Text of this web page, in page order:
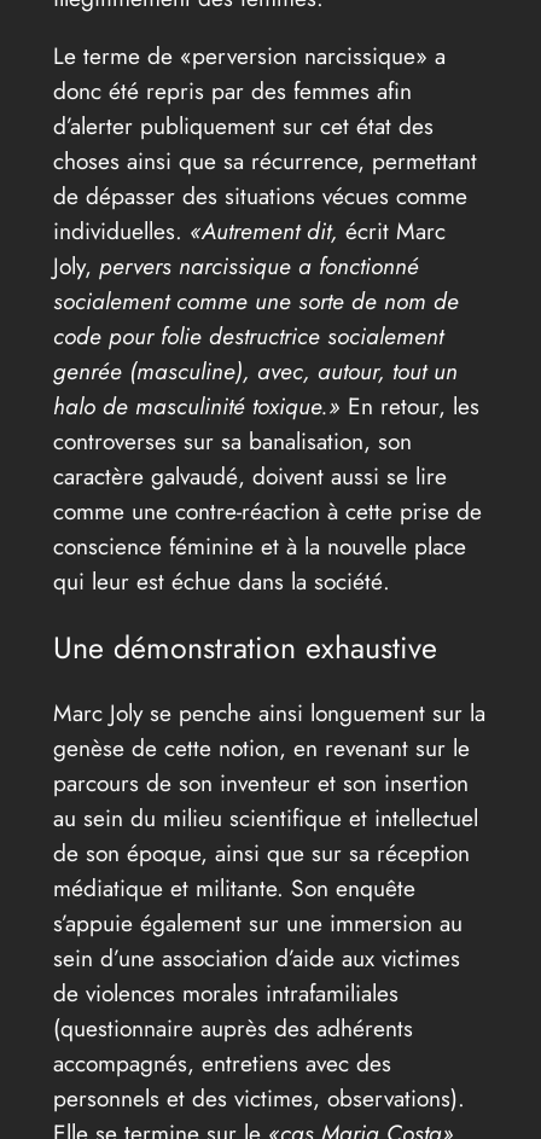
Le terme de «perversion narcissique» a
donc été repris par des femmes afin
d’alerter publiquement sur cet état des
choses ainsi que sa récurrence, permettant
de dépasser des situations vécues comme
individuelles. «Autrement dit, écrit Marc
Joly, pervers narcissique a fonctionné
socialement comme une sorte de nom de
code pour folie destructrice socialement
genrée (masculine), avec, autour, tout un
halo de masculinité toxique.» En retour, les
controverses sur sa banalisation, son
caractère galvaudé, doivent aussi se lire
comme une contre-réaction à cette prise de
conscience féminine et à la nouvelle place
qui leur est échue dans la société.
Une démonstration exhaustive
Marc Joly se penche ainsi longuement sur la
genèse de cette notion, en revenant sur le
parcours de son inventeur et son insertion
au sein du milieu scientifique et intellectuel
de son époque, ainsi que sur sa réception
médiatique et militante. Son enquête
s’appuie également sur une immersion au
sein d’une association d’aide aux victimes
de violences morales intrafamiliales
(questionnaire auprès des adhérents
accompagnés, entretiens avec des
personnels et des victimes, observations).